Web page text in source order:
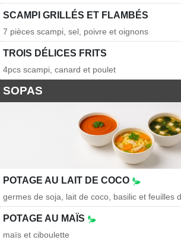
SCAMPI GRILLÉS ET FLAMBÉS
7 pièces scampi, sel, poivre et oignons
TROIS DÉLICES FRITS
4pcs scampi, canard et poulet
SOPAS
POTAGE AU LAIT DE COCO
germes de soja, lait de coco, basilic et feuilles
POTAGE AU MAÏS
maïs et ciboulette